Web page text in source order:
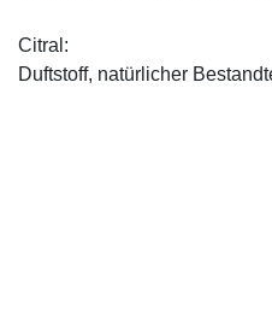
Citral:
Duftstoff, natürlicher